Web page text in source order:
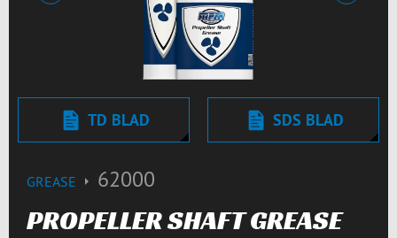
TD BLAD SDS BLAD
GREASE 62000
PROPELLER SHAFT GREASE